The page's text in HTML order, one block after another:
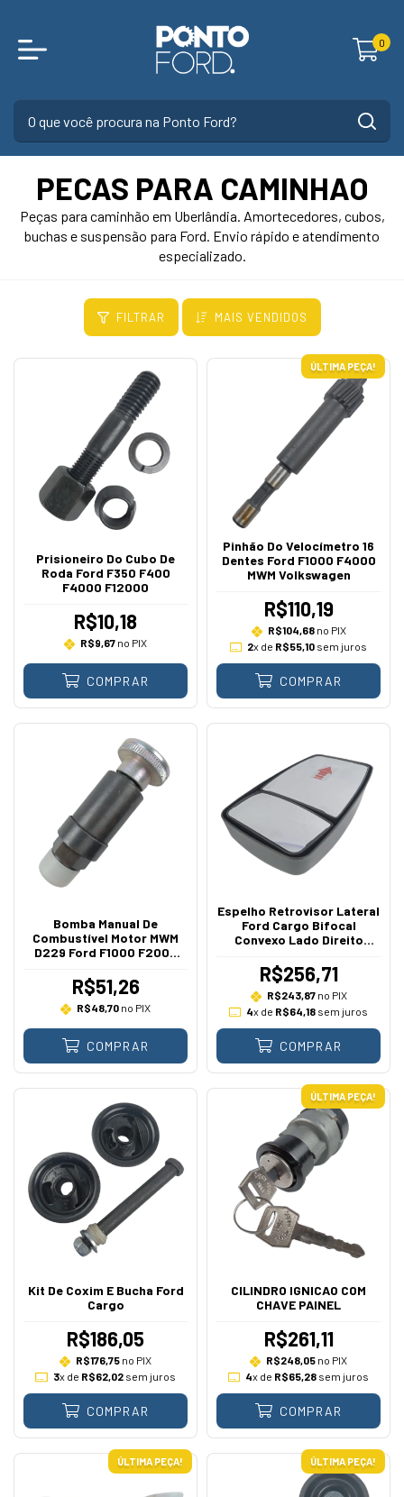
0
PECAS PARA CAMINHAO
Peças para caminhão em Uberlândia. Amortecedores, cubos,
buchas e suspensão para Ford. Envio rápido e atendimento
especializado.
FILTRAR MAIS VENDIDOS
Prisioneiro Do Cubo De
Roda Ford F350 F400
F4000 F12000
R$10,18
R$9,67 no PIX
COMPRAR
ÚLTIMA PEÇA!
Pinhão Do Velocímetro 16
Dentes Ford F1000 F4000
MWM Volkswagen
R$110,19
R$104,68no PIX
2x de R$55,10 sem juros
COMPRAR
Bomba Manual De
Combustível Motor MWM
D229 Ford F1000 F2000
R$51,26
R$48,70 no PIX
COMPRAR
Espelho Retrovisor Lateral
Ford Cargo Bifocal
Convexo Lado Direito
R$256,71
R$243,87no PIX
4x de R$64,18 sem juros
COMPRAR
Kit De Coxim E Bucha Ford
Cargo
R$186,05
R$176,75 no PIX
3x de R$62,02sem juros
COMPRAR
ÚLTIMA PEÇA!
CILINDRO IGNICAO COM
CHAVE PAINEL
R$261,11
R$248,05 no PIX
4x de R$65,28 sem juros
COMPRAR
ÚLTIMA PEÇA! ÚLTIMA PEÇA!